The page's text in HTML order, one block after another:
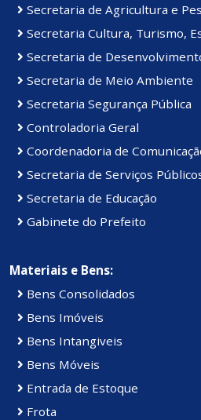
Secretaria de Agricultura e
Secretaria Cultura, Turismo,
Secretaria de
Secretaria de Meio Ambiente
Secretaria Segurança Pública
Controladoria Geral
Coordenadoria de
Secretaria de Serviços
Secretaria de Educação
Gabinete do Prefeito
Materiais e Bens:
Bens Consolidados
Bens Imóveis
Bens Intangiveis
Bens Móveis
Entrada de Estoque
Frota